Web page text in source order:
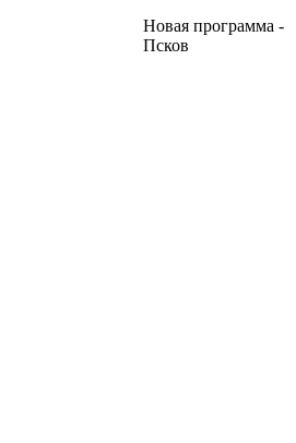
Новая программа -
Псков